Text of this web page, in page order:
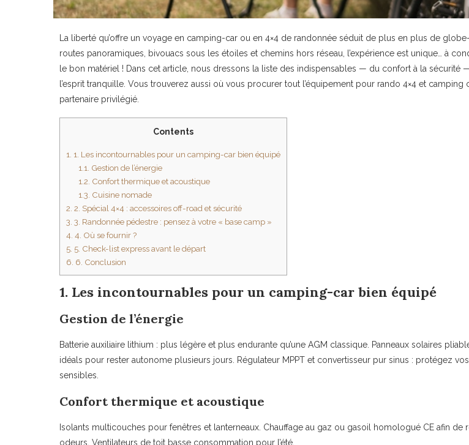
La liberté qu’offre un voyage en camping-car ou en 4×4 de randonnée séduit de plus en plus de
routes panoramiques, bivouacs sous les étoiles et chemins hors réseau, l’expérience est unique… à
le bon matériel ! Dans cet article, nous dressons la liste des indispensables — du confort à la sécurité
l’esprit tranquille. Vous trouverez aussi où vous procurer tout l’équipement pour rando 4×4 et camping
partenaire privilégié.
Contents
1. 1. Les incontournables pour un camping-car bien équipé
1.1. Gestion de l’énergie
1.2. Confort thermique et acoustique
1.3. Cuisine nomade
2. 2. Spécial 4×4 : accessoires off-road et sécurité
3. 3. Randonnée pédestre : pensez à votre « base camp »
4. 4. Où se fournir ?
5. 5. Check-list express avant le départ
6. 6. Conclusion
1. Les incontournables pour un camping-car bien équipé
Gestion de l’énergie
Batterie auxiliaire lithium : plus légère et plus endurante qu’une AGM classique. Panneaux solaires
idéals pour rester autonome plusieurs jours. Régulateur MPPT et convertisseur pur sinus : protégez
sensibles.
Confort thermique et acoustique
Isolants multicouches pour fenêtres et lanterneaux. Chauffage au gaz ou gasoil homologué CE afin de
odeurs. Ventilateurs de toit basse consommation pour l’été.